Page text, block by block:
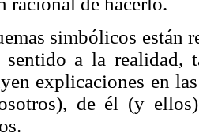
simbólicos están
sentido a la realidad,
explicaciones en
de él (y